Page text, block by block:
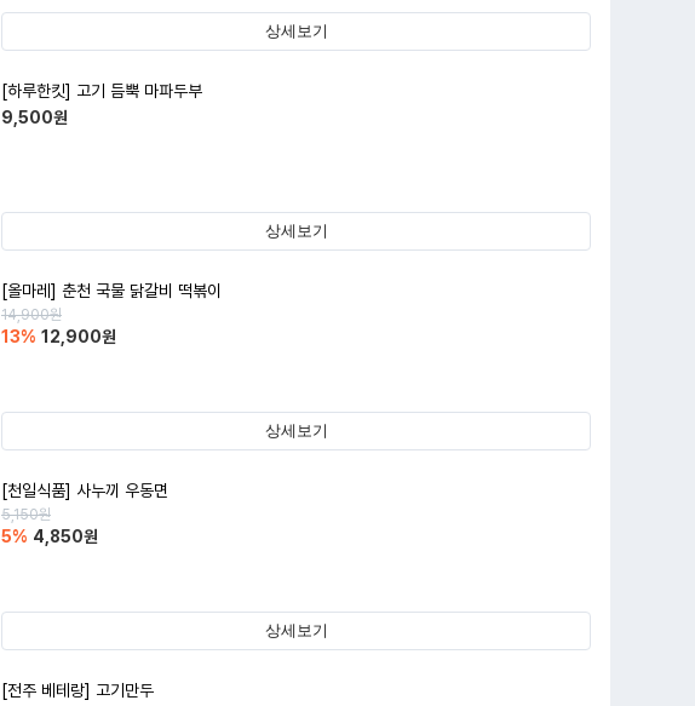
상세보기
[하루한킷] 고기 듬뿍 마파두부
9,500원
상세보기
[올마레] 춘천 국물 닭갈비 떡볶이
14,900원
13% 12,900원
상세보기
[천일식품] 사누끼 우동면
5,150원
5% 4,850원
상세보기
[전주 베테랑] 고기만두